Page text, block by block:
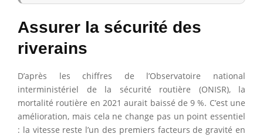
Assurer la sécurité des
riverains
D’après les chiffres de l’Observatoire national
interministériel de la sécurité routière (ONISR), la
mortalité routière en 2021 aurait baissé de 9 %. C’est une
amélioration, mais cela ne change pas un point essentiel
: la vitesse reste l’un des premiers facteurs de gravité en